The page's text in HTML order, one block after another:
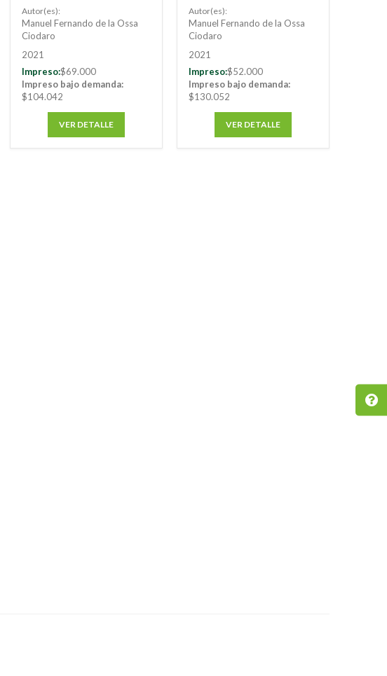
Autor(es):
Manuel Fernando de la Ossa
Ciodaro
2021
Impreso:$69.000
Impreso bajo demanda:
$104.042
VER DETALLE
Autor(es):
Manuel Fernando de la Ossa
Ciodaro
2021
Impreso:$52.000
Impreso bajo demanda:
$130.052
VER DETALLE